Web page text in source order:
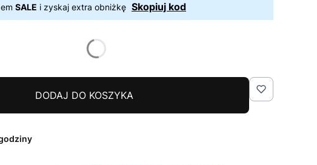
SALE i zyskaj extra obniżkę Skopiuj kod
DODAJ DO KOSZYKA